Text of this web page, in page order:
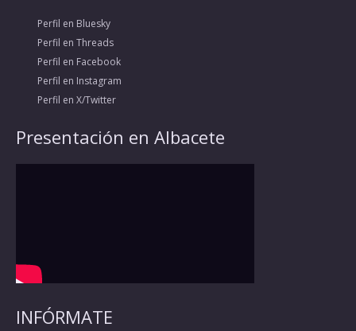
Perfil en Bluesky
Perfil en Threads
Perfil en Facebook
Perfil en Instagram
Perfil en X/Twitter
Presentación en Albacete
INFÓRMATE